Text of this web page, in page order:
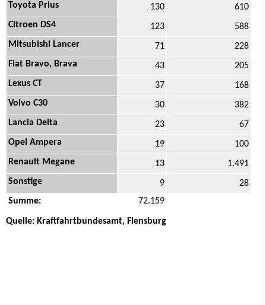
Toyota Prius
130
610
Citroen DS4
123
588
Mitsubishi Lancer
71
228
Fiat Bravo, Brava
43
205
Lexus CT
37
168
Volvo C30
30
382
Lancia Delta
23
67
Opel Ampera
19
100
Renault Megane
13
1.491
Sonstige
9
28
Summe:
72.159
Quelle: Kraftfahrtbundesamt, Flensburg